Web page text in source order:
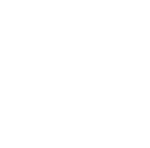
Metallic